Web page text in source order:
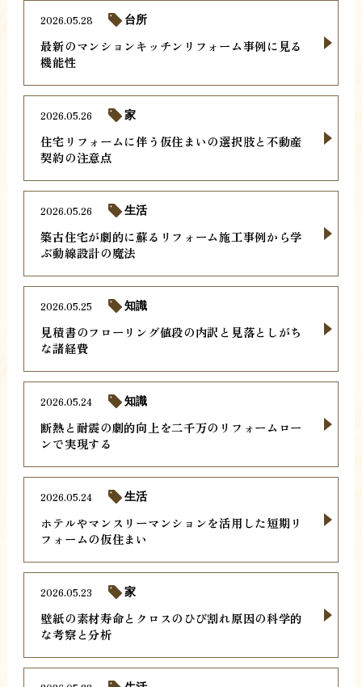
最新のマンションキッチンリフォーム事例に見る
機能性
2026.05.28 台所
住宅リフォームに伴う仮住まいの選択肢と不動産
契約の注意点
2026.05.26 家
築古住宅が劇的に蘇るリフォーム施工事例から学
ぶ動線設計の魔法
2026.05.26 生活
見積書のフローリング値段の内訳と見落としがち
な諸経費
2026.05.25 知識
断熱と耐震の劇的向上を二千万のリフォームロー
ンで実現する
2026.05.24 知識
ホテルやマンスリーマンションを活用した短期リ
フォームの仮住まい
2026.05.24 生活
壁紙の素材寿命とクロスのひび割れ原因の科学的
な考察と分析
2026.05.23 家